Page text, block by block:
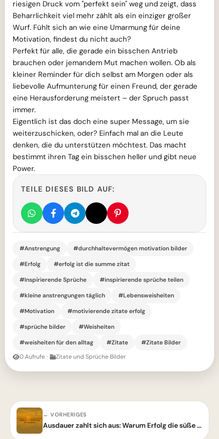
riesigen Druck vom "perfekt sein" weg und zeigt, dass
Beharrlichkeit viel mehr zählt als ein einziger großer
Wurf. Fühlt sich an wie eine Umarmung für deine
Motivation, findest du nicht auch?
Perfekt für alle, die gerade ein bisschen Antrieb
brauchen oder jemandem Mut machen wollen. Ob als
kleiner Reminder für dich selbst am Morgen oder als
liebevolle Aufmunterung für einen Freund, der gerade
eine Herausforderung meistert – der Spruch passt
immer.
Eigentlich ist das doch eine super Message, um sie
weiterzuschicken, oder? Einfach mal an die Leute
denken, die du unterstützen möchtest. Das macht
bestimmt ihren Tag ein bisschen heller und gibt neue
Power.
TEILE DIESES BILD AUF:
#Anstrengung
#durchhaltevermögen motivation bilder
#Erfolg
#erfolg ist die summe zitat
#Inspirierende Sprüche
#inspirierende sprüche teilen
#kleine anstrengungen täglich
#Lebensweisheiten
#Motivation
#motivierende zitate erfolg
#sprüche bilder
#Weisheiten
#weisheiten für den alltag
#Zitate
#Zitate Bilder
0 Aufrufe · Zitate und Sprüche Bilder
← VORHERIGES
Ausdauer zahlt sich aus: Warum Erfolg die süße Belohnung für dein Durchhaltevermögen ist!